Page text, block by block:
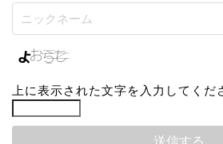
上に表示された文字を入力してくだ